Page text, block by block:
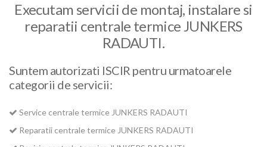
Executam servicii de montaj, instalare si
reparatii centrale termice JUNKERS
RADAUTI.
Suntem autorizati ISCIR pentru urmatoarele
categorii de servicii:
Service centrale termice JUNKERS RADAUTI
Reparatii centrale termice JUNKERS RADAUTI